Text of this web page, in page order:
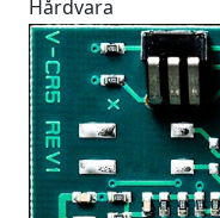
Hårdvara